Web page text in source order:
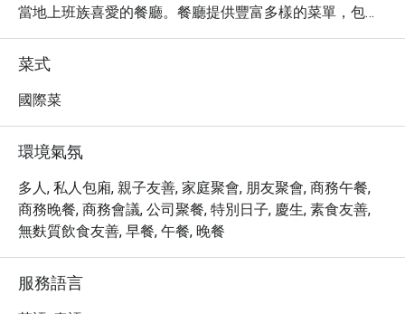
當地上班族喜愛的餐廳。餐廳提供豐富多樣的菜單，包括
泰式料理與國際美食，由經驗豐富的主廚用心烹調，確保
每一道餐點既美味又營養。推薦招牌包括河蝦泰式炒河
粉、鳳梨炒飯、漢堡以及各式義大利麵。
・ 餐廳地點便利，就在 BTS Phra Khanong 旁，價格親民
・ 透過 Eatigo 預訂 Jasmine Station @Jasmine Resort
Hotel Sukhumvit 67-69，即可享受最高 5 折的獨家優惠！
立即預訂，輕鬆享受美食吧！
菜式
國際菜
環境氣氛
多人, 私人包廂, 親子友善, 家庭聚會, 朋友聚會, 商務午餐,
商務晚餐, 商務會議, 公司聚餐, 特別日子, 慶生, 素食友善,
無麩質飲食友善, 早餐, 午餐, 晚餐
服務語言